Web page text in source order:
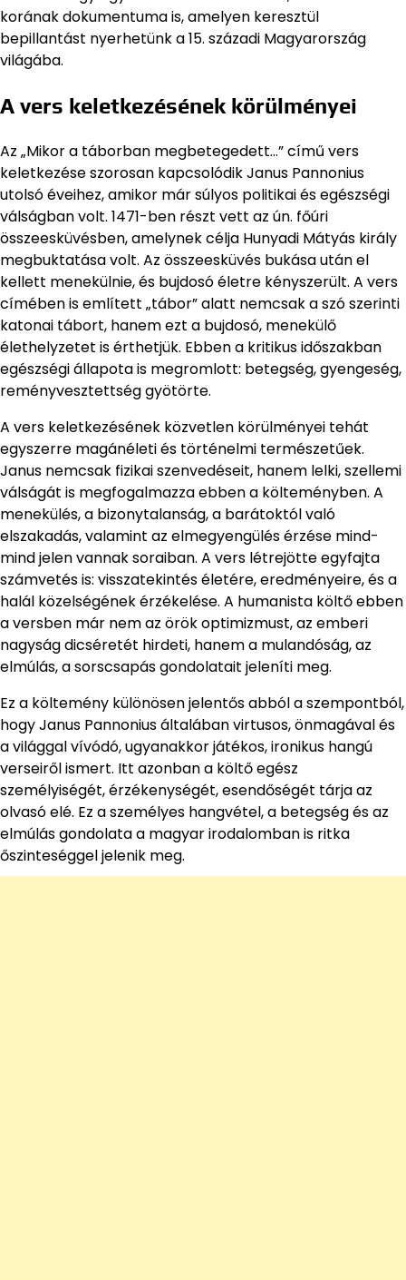
korának dokumentuma is, amelyen keresztül
bepillantást nyerhetünk a 15. századi Magyarország
világába.
A vers keletkezésének körülményei
Az „Mikor a táborban megbetegedett…” című vers
keletkezése szorosan kapcsolódik Janus Pannonius
utolsó éveihez, amikor már súlyos politikai és egészségi
válságban volt. 1471-ben részt vett az ún. főúri
összeesküvésben, amelynek célja Hunyadi Mátyás király
megbuktatása volt. Az összeesküvés bukása után el
kellett menekülnie, és bujdosó életre kényszerült. A vers
címében is említett „tábor” alatt nemcsak a szó szerinti
katonai tábort, hanem ezt a bujdosó, menekülő
élethelyzetet is érthetjük. Ebben a kritikus időszakban
egészségi állapota is megromlott: betegség, gyengeség,
reményvesztettség gyötörte.
A vers keletkezésének közvetlen körülményei tehát
egyszerre magánéleti és történelmi természetűek.
Janus nemcsak fizikai szenvedéseit, hanem lelki, szellemi
válságát is megfogalmazza ebben a költeményben. A
menekülés, a bizonytalanság, a barátoktól való
elszakadás, valamint az elmegyengülés érzése mind-
mind jelen vannak soraiban. A vers létrejötte egyfajta
számvetés is: visszatekintés életére, eredményeire, és a
halál közelségének érzékelése. A humanista költő ebben
a versben már nem az örök optimizmust, az emberi
nagyság dicséretét hirdeti, hanem a mulandóság, az
elmúlás, a sorscsapás gondolatait jeleníti meg.
Ez a költemény különösen jelentős abból a szempontból,
hogy Janus Pannonius általában virtusos, önmagával és
a világgal vívódó, ugyanakkor játékos, ironikus hangú
verseiről ismert. Itt azonban a költő egész
személyiségét, érzékenységét, esendőségét tárja az
olvasó elé. Ez a személyes hangvétel, a betegség és az
elmúlás gondolata a magyar irodalomban is ritka
őszinteséggel jelenik meg.